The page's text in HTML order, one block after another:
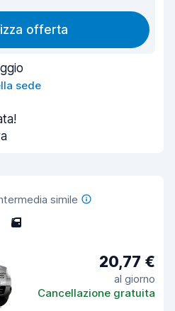
offerta
sede
simile
5
20,77 €
al giorno
Cancellazione gratuita